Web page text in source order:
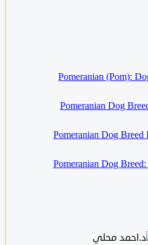
Pomeranian
Pomeranian
Pomeranian Dog
Pomeranian Dog